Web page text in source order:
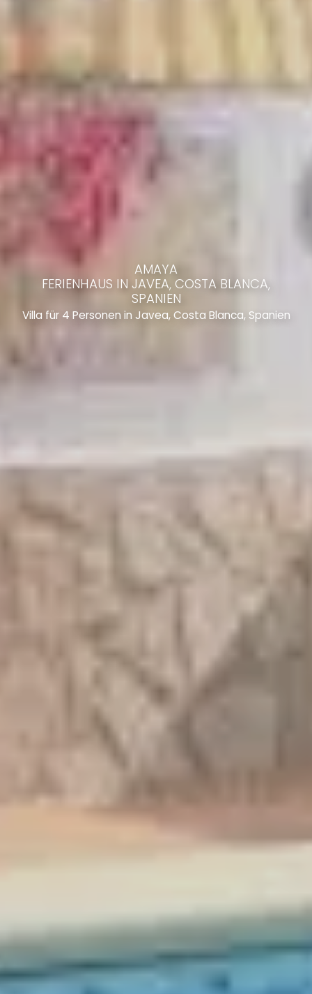
AMAYA
FERIENHAUS IN JAVEA, COSTA BLANCA,
SPANIEN
Villa für 4 Personen in Javea, Costa Blanca, Spanien